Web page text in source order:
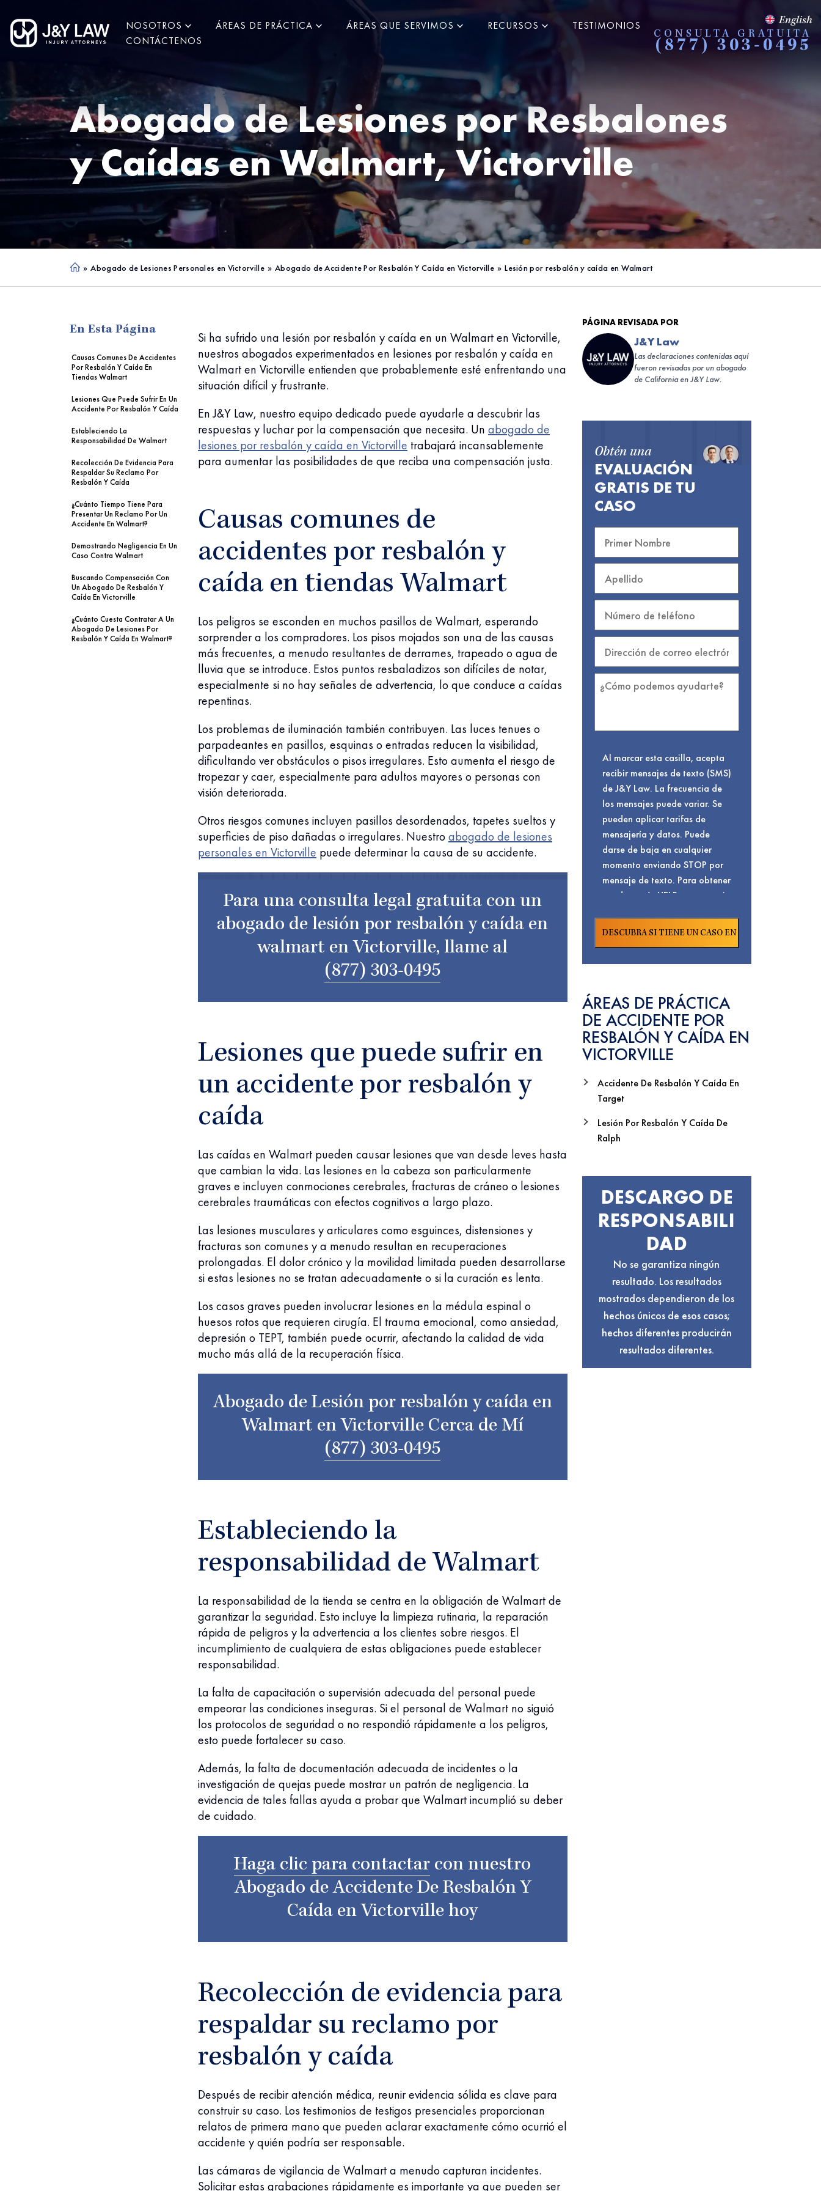
NOSOTROS ÁREAS DE PRÁCTICA ÁREAS QUE SERVIMOS RECURSOS
TESTIMONIOS
CONTÁCTENOS
English
CONSULTA GRATUITA
(877) 303-0495
Abogado de Lesiones por Resbalones
y Caídas en Walmart,Victorville
Ho » Abogado de Lesiones Personales en Victorville » Abogado de Accidente Por Resbalón Y Caída en Victorville » Lesión por resbalón y caída en Walmart
En Esta Página
Causas Comunes De Accidentes
Por Resbalón Y Caída En
Tiendas Walmart
Lesiones Que Puede Sufrir En Un
Accidente Por Resbalón Y Caída
Estableciendo La
Responsabilidad De Walmart
Recolección De Evidencia Para
Respaldar Su Reclamo Por
Resbalón Y Caída
¿Cuánto Tiempo Tiene Para
Presentar Un Reclamo Por Un
Accidente En Walmart?
Demostrando Negligencia En Un
Caso Contra Walmart
Buscando Compensación Con
Un Abogado De Resbalón Y
Caída En Victorville
¿Cuánto Cuesta Contratar A Un
Abogado De Lesiones Por
Resbalón Y Caída En Walmart?
Si ha sufrido una lesión por resbalón y caída en un Walmart en Victorville,
nuestros abogados experimentados en lesiones por resbalón y caída en
Walmart en Victorville entienden que probablemente esté enfrentando una
situación difícil y frustrante.
En J&Y Law, nuestro equipo dedicado puede ayudarle a descubrir las
respuestas y luchar por la compensación que necesita. Un abogado de
lesiones por resbalón y caída en Victorville trabajará incansablemente
para aumentar las posibilidades de que reciba una compensación justa.
Causas comunes de
accidentes por resbalón y
caída en tiendas Walmart
Los peligros se esconden en muchos pasillos de Walmart, esperando
sorprender a los compradores. Los pisos mojados son una de las causas
más frecuentes, a menudo resultantes de derrames, trapeado o agua de
lluvia que se introduce. Estos puntos resbaladizos son difíciles de notar,
especialmente si no hay señales de advertencia, lo que conduce a caídas
repentinas.
Los problemas de iluminación también contribuyen. Las luces tenues o
parpadeantes en pasillos, esquinas o entradas reducen la visibilidad,
dificultando ver obstáculos o pisos irregulares. Esto aumenta el riesgo de
tropezar y caer, especialmente para adultos mayores o personas con
visión deteriorada.
Otros riesgos comunes incluyen pasillos desordenados, tapetes sueltos y
superficies de piso dañadas o irregulares. Nuestroabogado de lesiones
personales en Victorville puede determinar la causa de su accidente.
Para una consulta legal gratuita con un
abogado de lesión por resbalón y caída en
walmart en Victorville, llame al
(877) 303-0495
Lesiones que puede sufrir en
un accidente por resbalón y
caída
Las caídas en Walmart pueden causar lesiones que van desde leves hasta
que cambian la vida. Las lesiones en la cabeza son particularmente
graves e incluyen conmociones cerebrales, fracturas de cráneo o lesiones
cerebrales traumáticas con efectos cognitivos a largo plazo.
Las lesiones musculares y articulares como esguinces, distensiones y
fracturas son comunes y a menudo resultan en recuperaciones
prolongadas. El dolor crónico y la movilidad limitada pueden desarrollarse
si estas lesiones no se tratan adecuadamente o si la curación es lenta.
Los casos graves pueden involucrar lesiones en la médula espinal o
huesos rotos que requieren cirugía. El trauma emocional, como ansiedad,
depresión o TEPT, también puede ocurrir, afectando la calidad de vida
mucho más allá de la recuperación física.
Abogado de Lesión por resbalón y caída en
Walmart en Victorville Cerca de Mí
(877) 303-0495
Estableciendo la
responsabilidad de Walmart
La responsabilidad de la tienda se centra en la obligación de Walmart de
garantizar la seguridad. Esto incluye la limpieza rutinaria, la reparación
rápida de peligros y la advertencia a los clientes sobre riesgos. El
incumplimiento de cualquiera de estas obligaciones puede establecer
responsabilidad.
La falta de capacitación o supervisión adecuada del personal puede
empeorar las condiciones inseguras. Si el personal de Walmart no siguió
los protocolos de seguridad o no respondió rápidamente a los peligros,
esto puede fortalecer su caso.
Además, la falta de documentación adecuada de incidentes o la
investigación de quejas puede mostrar un patrón de negligencia. La
evidencia de tales fallas ayuda a probar que Walmart incumplió su deber
de cuidado.
Haga clic para contactar con nuestro
Abogado de Accidente De Resbalón Y
Caída en Victorville hoy
Recolección de evidencia para
respaldar su reclamo por
resbalón y caída
Después de recibir atención médica, reunir evidencia sólida es clave para
construir su caso. Los testimonios de testigos presenciales proporcionan
relatos de primera mano que pueden aclarar exactamente cómo ocurrió el
accidente y quién podría ser responsable.
Las cámaras de vigilancia de Walmart a menudo capturan incidentes.
Solicitar estas grabaciones rápidamente es importante ya que pueden ser
PÁGINA REVISADA POR
J&Y Law
Las declaraciones contenidas aquí
fueron revisadas por un abogado
de California en J&Y Law.
Obtén una
EVALUACIÓN
GRATIS DE TU
CASO
Al marcar esta casilla, acepta
recibir mensajes de texto (SMS)
de J&Y Law. La frecuencia de
los mensajes puede variar. Se
pueden aplicar tarifas de
mensajería y datos. Puede
darse de baja en cualquier
momento enviando STOP por
mensaje de texto. Para obtener
ayuda, envíe HELP por mensaje
ÁREAS DE PRÁCTICA
DE ACCIDENTE POR
RESBALÓN Y CAÍDA EN
VICTORVILLE
Accidente De Resbalón Y Caída En
Target
Lesión Por Resbalón Y Caída De
Ralph
DESCARGO DE
RESPONSABILI
DAD
No se garantiza ningún
resultado. Los resultados
mostrados dependieron de los
hechos únicos de esos casos;
hechos diferentes producirán
resultados diferentes.